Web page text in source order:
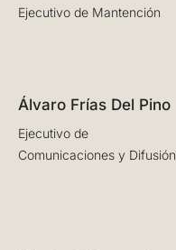
Ejecutivo de Mantención
Álvaro Frías Del Pino
Ejecutivo de
Comunicaciones y Difusión